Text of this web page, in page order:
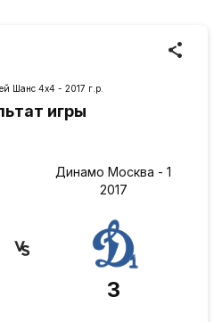
Шанс 4х4 - 2017 г.р.
игры
Динамо Москва - 1
2017
3